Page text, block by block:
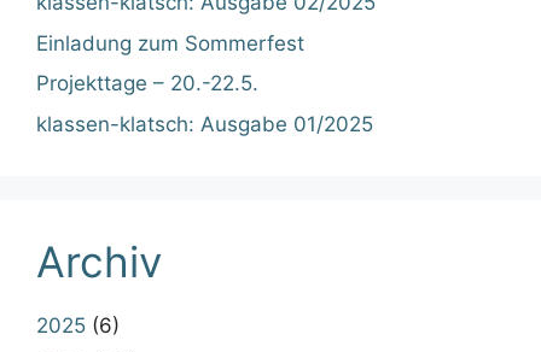
Einladung zum Sommerfest
Projekttage – 20.-22.5.
klassen-klatsch: Ausgabe 01/2025
Archiv
2025 (6)